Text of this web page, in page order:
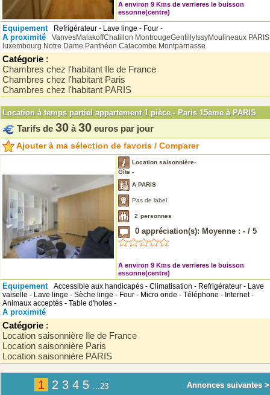
A environ 9 Kms de verrieres le buisson
essonne(centre)
Equipement Refrigérateur - Lave linge - Four -
A proximité VanvesMalakoffChatillon MontrougeGentillyIssyMoulineaux PARIS
luxembourg Notre Dame Panthéon Catacombe Montparnasse
Catégorie :
Chambres chez l'habitant Ile de France
Chambres chez l'habitant Paris
Chambres chez l'habitant PARIS
Location à temps partiel appartement 1 pièce - Paris 15ème à PARIS
Tarifs de 30 à 30 euros par jour
Ajouter à ma sélection de favoris / Comparer
Location saisonnière-
Gîte -
A PARIS
Pas de label
2 personnes
0 appréciation(s): Moyenne : - / 5
A environ 9 Kms de verrieres le buisson
essonne(centre)
Equipement
Accessible aux handicapés - Climatisation - Refrigérateur - Lave
vaiselle - Lave linge - Sèche linge - Four - Micro onde - Téléphone - Internet -
Animaux acceptés - Table d'hotes -
A proximité
Catégorie :
Location saisonnière Ile de France
Location saisonnière Paris
Location saisonnière PARIS
1 2 3 4 5 ...23 Annonces suivantes >